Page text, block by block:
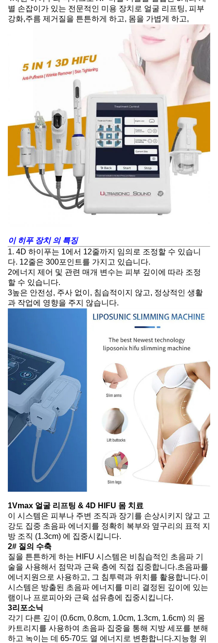
별 손잡이가 있는 전문적인 미용 장치로 얼굴 리프팅, 피부
강화,주름 제거질을 튼튼하게 하고, 몸을 가볍게 하고,
이 히푸 장치 의 특징
1. 4D 하이푸는 1에서 12줄까지 임의로 조정할 수 있습니
다. 12줄은 300포인트를 가지고 있습니다.
2에너지 제어 및 관련 매개 변수는 피부 깊이에 따라 조정
할 수 있습니다.
3높은 안전성, 주사 없이, 침습적이지 않고, 정상적인 생활
과 작업에 영향을 주지 않습니다.
1Vmax 얼굴 리프팅 & 4D HIFU 몸 치료
이 시스템은 피부나 주변 조직과 장기를 손상시키지 않고 고
강도 집중 초음파 에너지를 정확히 복부와 옆구리의 표적 지
방 조직 (1.3cm) 에 집중시킵니다.
2# 질의 수축
질을 튼튼하게 하는 HIFU 시스템은 비침습적인 초음파 기
술을 사용해서 점막과 근육 층에 직접 집중합니다.초음파를
에너지원으로 사용하고, 그 침투력과 위치를 활용합니다.이
시스템은 방출된 초음파 에너지를 미리 결정된 깊이에 있는
램이나 프로피아와 근육 섬유층에 집중시킵니다.
3리포소닉
각기 다른 깊이 (0.6cm, 0.8cm, 1.0cm, 1.3cm, 1.6cm) 의 몸
카트리지를 사용하여 초음파 집중을 통해 지방 세포를 분해
하고 녹이는 데 65-70도 열 에너지로 변환합니다.지능형 위